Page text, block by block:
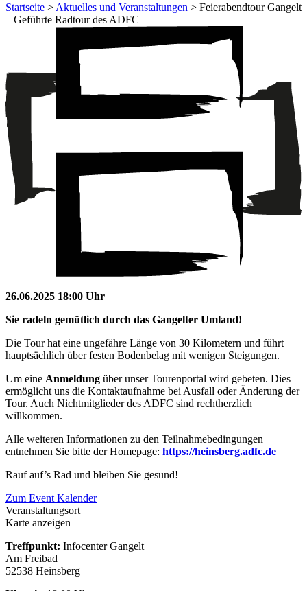
Startseite > Aktuelles und Veranstaltungen > Feierabendtour Gangelt
– Geführte Radtour des ADFC
26.06.2025 18:00 Uhr
Sie radeln gemütlich durch das Gangelter Umland!
Die Tour hat eine ungefähre Länge von 30 Kilometern und führt
hauptsächlich über festen Bodenbelag mit wenigen Steigungen.
Um eine Anmeldung über unser Tourenportal wird gebeten. Dies
ermöglicht uns die Kontaktaufnahme bei Ausfall oder Änderung der
Tour. Auch Nichtmitglieder des ADFC sind rechtherzlich
willkommen.
Alle weiteren Informationen zu den Teilnahmebedingungen
entnehmen Sie bitte der Homepage: https://heinsberg.adfc.de
Rauf auf’s Rad und bleiben Sie gesund!
Zum Event Kalender
Veranstaltungsort
Karte anzeigen
Treffpunkt: Infocenter Gangelt
Am Freibad
52538 Heinsberg